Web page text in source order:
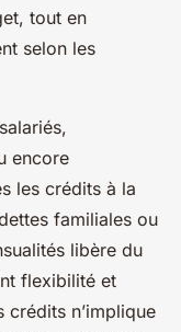
tout en
selon les
encore
les crédits à la
familiales ou
libère du
flexibilité et
crédits n’implique